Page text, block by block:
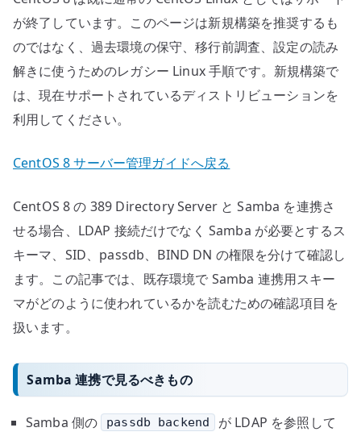
が終了しています。このページは新規構築を推奨するも
のではなく、過去環境の保守、移行前調査、設定の読み
解きに使うためのレガシー Linux 手順です。新規構築で
は、現在サポートされているディストリビューションを
利用してください。
CentOS 8 サーバー管理ガイドへ戻る
CentOS 8 の 389 Directory Server と Samba を連携さ
せる場合、LDAP 接続だけでなく Samba が必要とするス
キーマ、SID、passdb、BIND DN の権限を分けて確認し
ます。この記事では、既存環境で Samba 連携用スキー
マがどのように使われているかを読むための確認項目を
扱います。
Samba 連携で見るべきもの
Samba 側の passdb backend
が LDAP を参照して